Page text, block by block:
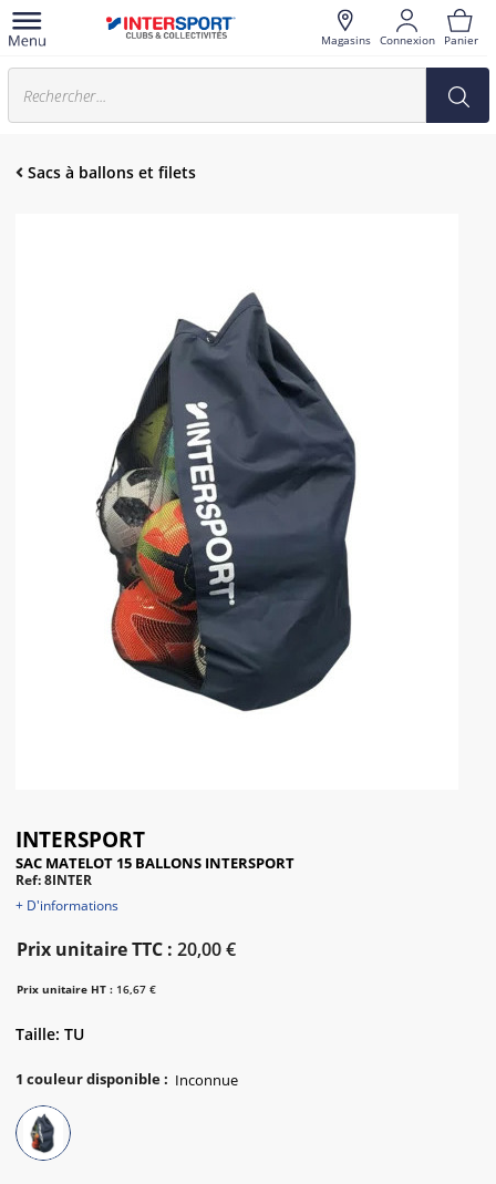
Magasins Connexion Panier
Sacs à ballons et filets
INTERSPORT
SAC MATELOT 15 BALLONS INTERSPORT
Ref: 8INTER
+ D'informations
Prix unitaire TTC : 20,00 €
Prix unitaire HT : 16,67 €
Taille: TU
1 couleur disponible: